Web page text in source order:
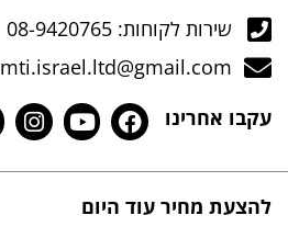
שירות לקוחות: 08-9420765
mti.israel.ltd@gmail.com
עקבו אחרינו
להצעת מחיר עוד היום